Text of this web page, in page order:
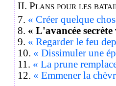
II. Plans pour les
7. « Créer quelque
8. « L'avancée
9. « Regarder le feu
10. « Dissimuler une
11. « La prune
12. « Emmener la